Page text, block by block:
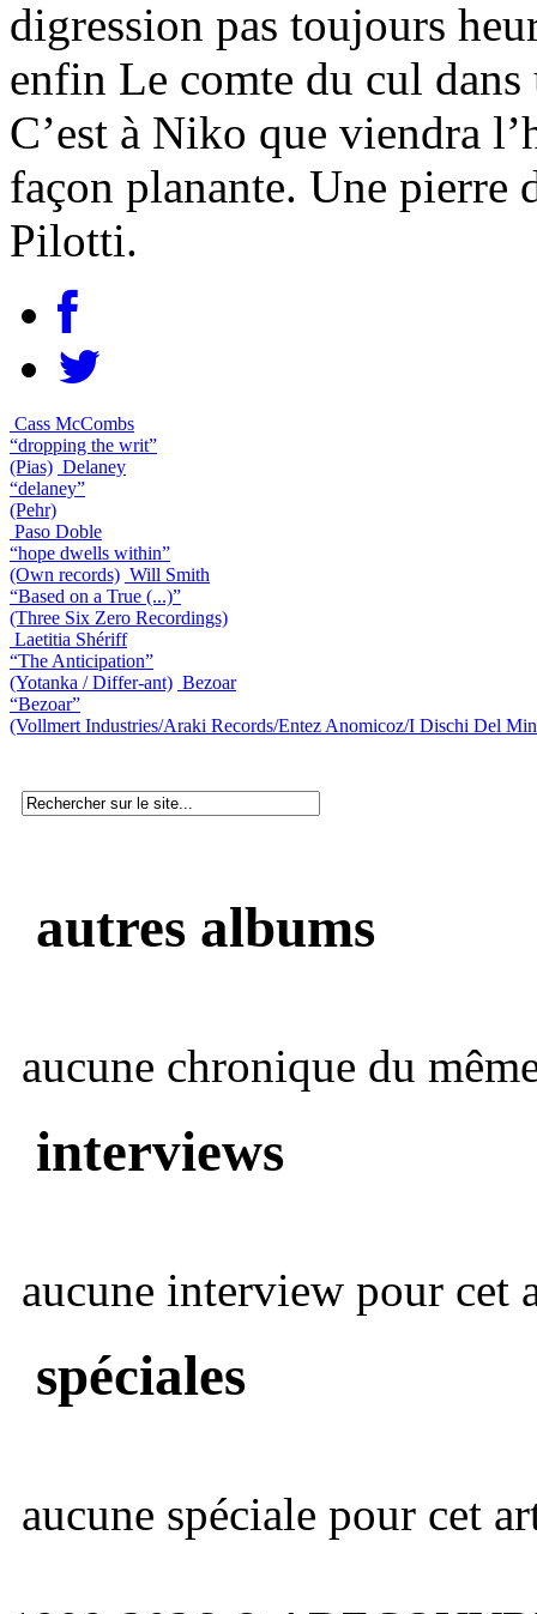
digression pas toujours
enfin Le comte du cul
C’est à Niko que viendra
façon planante. Une pierre
Pilotti.
Cass McCombs
“dropping the writ”
(Pias) Delaney
“delaney”
(Pehr)
Paso Doble
“hope dwells within”
(Own records) Will Smith
“Based on a True (...)”
(Three Six Zero Recordings)
Laetitia Shériff
“The Anticipation”
(Yotanka / Differ-ant) Bezoar
“Bezoar”
(Vollmert Industries/Araki Records/Entez Anomicoz/I Dischi Del
autres albums
aucune chronique du
interviews
aucune interview pour cet
spéciales
aucune spéciale pour cet